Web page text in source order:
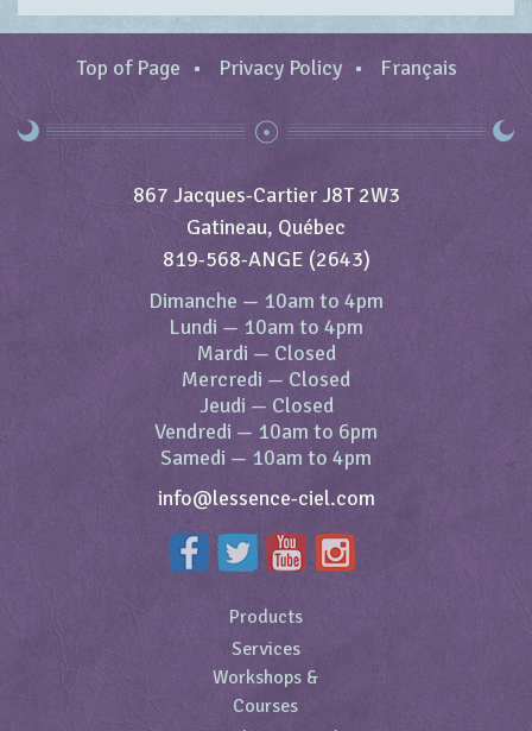
Top of Page Privacy Policy Français
867 Jacques-Cartier J8T 2W3
Gatineau, Québec
819-568-ANGE (2643)
Dimanche — 10am to 4pm
Lundi — 10am to 4pm
Mardi — Closed
Mercredi — Closed
Jeudi — Closed
Vendredi — 10am to 6pm
Samedi — 10am to 4pm
info@lessence-ciel.com
Products
Services
Workshops &
Courses